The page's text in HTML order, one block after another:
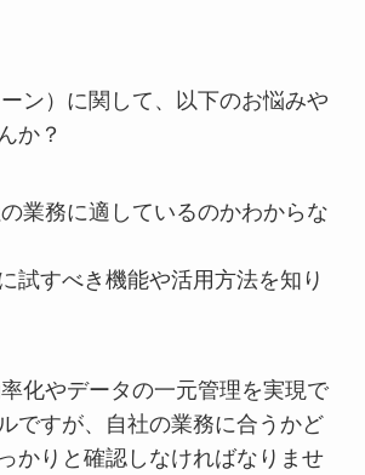
ン）に関して、以下のお悩みや
か？
の業務に適しているのかわからな
試すべき機能や活用方法を知り
化やデータの一元管理を実現で
ですが、自社の業務に合うかど
かりと確認しなければなりませ